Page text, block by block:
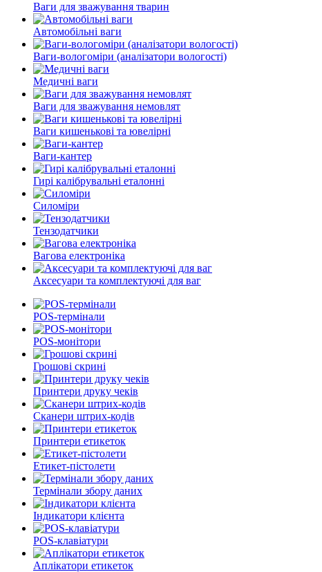
Ваги для зважування тварин
Автомобільні ваги
Ваги-вологоміри (аналізатори вологості)
Медичні ваги
Ваги для зважування немовлят
Ваги кишенькові та ювелірні
Ваги-кантер
Гирі калібрувальні еталонні
Силоміри
Тензодатчики
Вагова електроніка
Аксесуари та комплектуючі для ваг
POS-термінали
POS-монітори
Грошові скрині
Принтери друку чеків
Сканери штрих-кодів
Принтери етикеток
Етикет-пістолети
Термінали збору даних
Індикатори клієнта
POS-клавіатури
Аплікатори етикеток